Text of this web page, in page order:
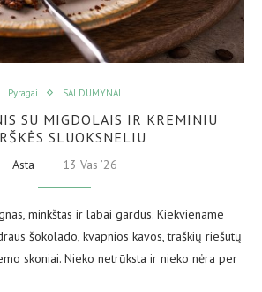
Pyragai SALDUMYNAI
SU MIGDOLAIS IR KREMINIU
SLUOKSNELIU
Asta 13 Vas ’26
minkštas ir labai gardus. Kiekviename
šokolado, kvapnios kavos, traškių riešutų
skoniai. Nieko netrūksta ir nieko nėra per